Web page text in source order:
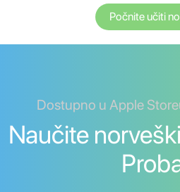
Počnite učiti
Dostupno u Apple
Naučite